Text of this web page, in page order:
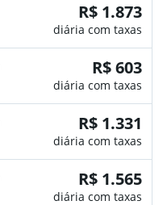
R$ 1.873
diária com taxas
R$ 603
diária com taxas
R$ 1.331
diária com taxas
R$ 1.565
diária com taxas